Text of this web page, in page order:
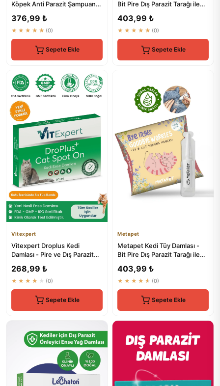
Köpek Anti Parazit Şampuan
376,99 ₺
★★★★★ (0)
Sepete Ekle
Bit Pire Dış Parazit Tarağı ile
403,99 ₺
★★★★★ (0)
Sepete Ekle
Vitexpert
Vitexpert Droplus Kedi
Damlası - Pire ve Dış Parazit
268,99 ₺
★★★★★ (0)
Sepete Ekle
Metapet
Metapet Kedi Tüy Damlası -
Bit Pire Dış Parazit Tarağı ile
403,99 ₺
★★★★★ (0)
Sepete Ekle